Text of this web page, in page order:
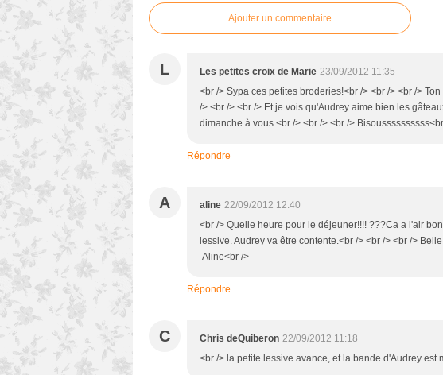
Ajouter un commentaire
L Les petites croix de Marie 23/09/2012 11:35
<br /> Sypa ces petites broderies!<br /> <br /> <br />
/> <br /> <br /> Et je vois qu'Audrey aime bien les
dimanche à vous.<br /> <br /> <br />
Répondre
A aline 22/09/2012 12:40
<br /> Quelle heure pour le déjeuner!!!! ???Ca a l'air
lessive. Audrey va être contente.<br /> <br /> <br />
Aline<br />
Répondre
C Chris deQuiberon 22/09/2012 11:18
<br /> la petite lessive avance, et la bande d'Audrey est